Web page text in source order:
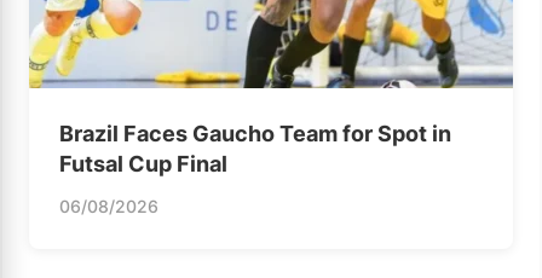
Brazil Faces Gaucho Team for Spot in
Futsal Cup Final
06/08/2026